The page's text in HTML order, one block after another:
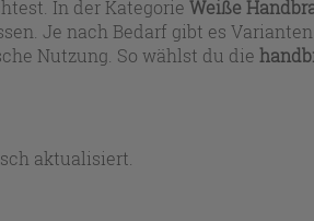
In der Kategorie Weiße
Je nach Bedarf gibt es
Nutzung. So wählst du die
aktualisiert.